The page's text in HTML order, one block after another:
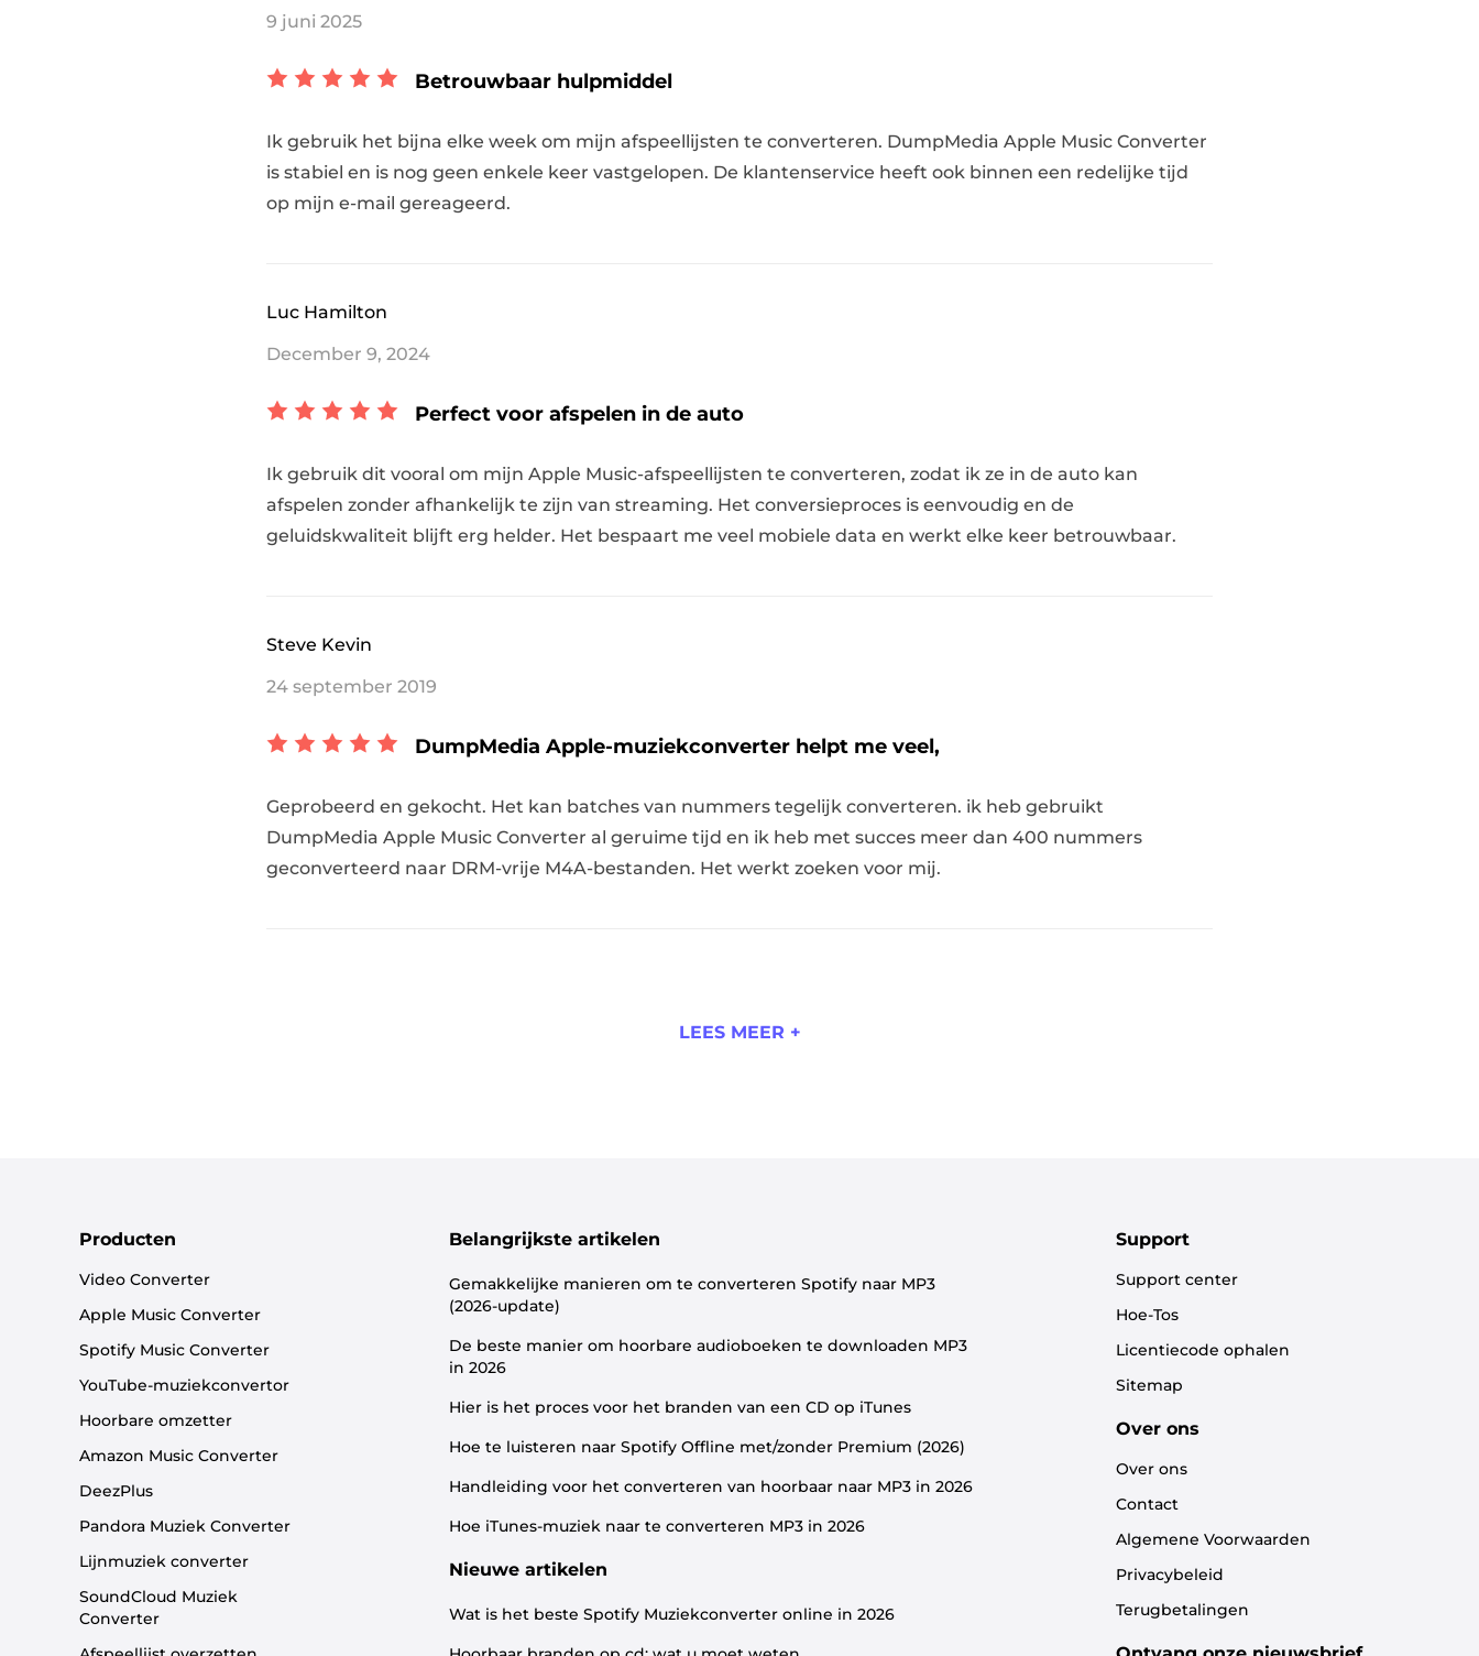
9 juni 2025
Betrouwbaar hulpmiddel
Ik gebruik het bijna elke week om mijn afspeellijsten te converteren. DumpMedia Apple Music Converter
is stabiel en is nog geen enkele keer vastgelopen. De klantenservice heeft ook binnen een redelijke tijd
op mijn e-mail gereageerd.
Luc Hamilton
December 9, 2024
Perfect voor afspelen in de auto
Ik gebruik dit vooral om mijn Apple Music-afspeellijsten te converteren, zodat ik ze in de auto kan
afspelen zonder afhankelijk te zijn van streaming. Het conversieproces is eenvoudig en de
geluidskwaliteit blijft erg helder. Het bespaart me veel mobiele data en werkt elke keer betrouwbaar.
Steve Kevin
24 september 2019
DumpMedia Apple-muziekconverter helpt me veel,
Geprobeerd en gekocht. Het kan batches van nummers tegelijk converteren. ik heb gebruikt
DumpMedia Apple Music Converter al geruime tijd en ik heb met succes meer dan 400 nummers
geconverteerd naar DRM-vrije M4A-bestanden. Het werkt zoeken voor mij.
LEES MEER +
Producten
Video Converter
Apple Music Converter
Spotify Music Converter
YouTube-muziekconvertor
Hoorbare omzetter
Amazon Music Converter
DeezPlus
Pandora Muziek Converter
Lijnmuziek converter
SoundCloud Muziek
Converter
Belangrijkste artikelen
Gemakkelijke manieren om te converteren Spotify naar MP3
(2026-update)
De beste manier om hoorbare audioboeken te downloaden MP3
in 2026
Hier is het proces voor het branden van een CD op iTunes
Hoe te luisteren naar Spotify Offline met/zonder Premium (2026)
Handleiding voor het converteren van hoorbaar naar MP3 in 2026
Hoe iTunes-muziek naar te converteren MP3 in 2026
Nieuwe artikelen
Wat is het beste Spotify Muziekconverter online in 2026
Support
Support center
Hoe-Tos
Licentiecode ophalen
Sitemap
Over ons
Over ons
Contact
Algemene Voorwaarden
Privacybeleid
Terugbetalingen